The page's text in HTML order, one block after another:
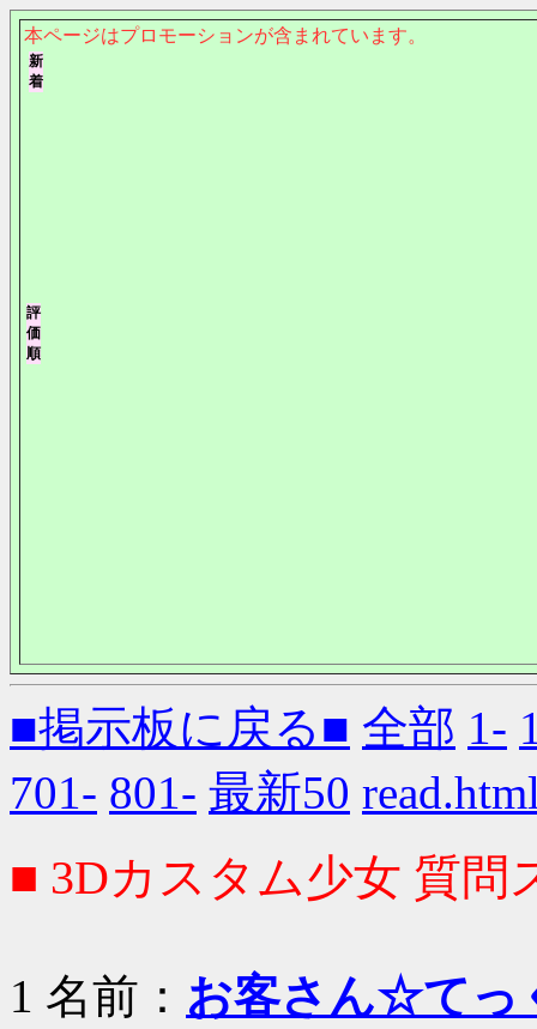
本ページはプロモーションが含まれています。
■掲示板に戻る■ 全部 1-
701- 801- 最新50
■ 3Dカスタム少女 質問
1 名前： お客さん☆てっ